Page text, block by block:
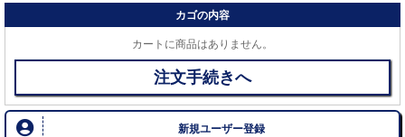
カゴの内容
カートに商品はありません。
注文手続きへ
新規ユーザー登録